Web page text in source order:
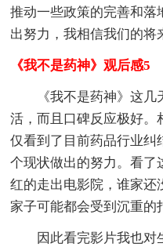
推动一些政策的完善和落
出努力，我相信我们的将
《我不是药神》观后感5
《我不是药神》这
活，而且口碑反应极好。
仅看到了目前药品行业纠
个现状做出的努力。看了
红的走出电影院，谁家还
家子可能都会受到沉重的
因此看完影片我也对